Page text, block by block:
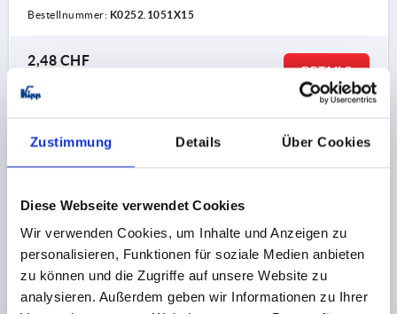
Zustimmung Details Über Cookies
Diese Webseite verwendet Cookies
Wir verwenden Cookies, um Inhalte und Anzeigen zu
personalisieren, Funktionen für soziale Medien anbieten
zu können und die Zugriffe auf unsere Website zu
analysieren. Außerdem geben wir Informationen zu Ihrer
Bestellnummer: K0252.1051X15
2,48 CHF
zzgl. Versandkosten
DETAILS
K0252
KLEMMHEBEL ECO GR.1 M05X20, KUNSTSTOFF
SCHWARZGRAU RAL7021, KOMP:STAHL